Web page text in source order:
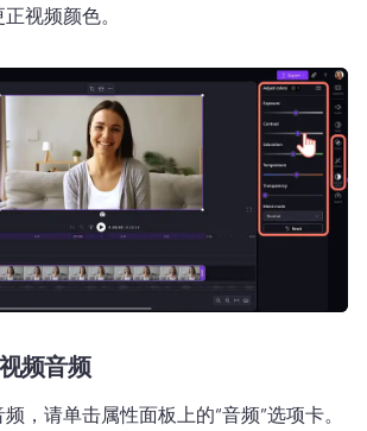
视频颜色。
频音频